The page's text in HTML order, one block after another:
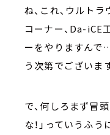
ね、これ、ウルト
コーナー、Da-
ーをやりますんで
う次第でございま
で、何しろまず冒
な！」っていうふ